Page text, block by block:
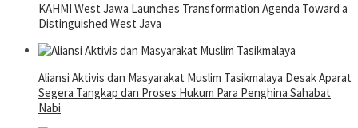
KAHMI West Jawa Launches Transformation Agenda Toward a
Distinguished West Java
Aliansi Aktivis dan Masyarakat Muslim Tasikmalaya Desak Aparat
Segera Tangkap dan Proses Hukum Para Penghina Sahabat
Nabi